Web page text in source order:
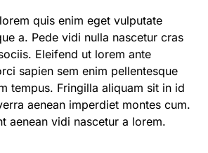
quis enim eget vulputate
a. Pede vidi nulla nascetur cras
Eleifend ut lorem ante
sapien sem enim pellentesque
tempus. Fringilla aliquam sit in id
aenean imperdiet montes cum.
aenean vidi nascetur a lorem.